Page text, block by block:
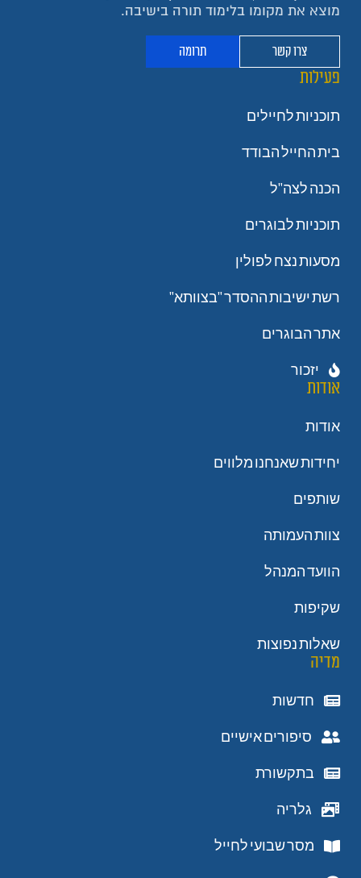
מוצא את מקומו בלימוד תורה בישיבה.
צרו קשר תרומה
פעילות
תוכניות לחיילים
בית החייל הבודד
הכנה לצה"ל
תוכניות לבוגרים
מסעות נצח לפולין
רשת ישיבות ההסדר "בצוותא"
אתר הבוגרים
יזכור
אודות
אודות
יחידות שאנחנו מלווים
שותפים
צוות העמותה
הוועד המנהל
שקיפות
שאלות נפוצות
מדיה
חדשות
סיפורים אישיים
בתקשורת
גלריה
מסר שבועי לחייל